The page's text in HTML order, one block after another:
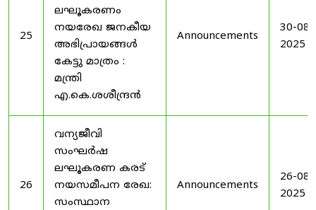
25
ലഘൂകരണം
നയരേഖ ജനകീയ
അഭിപ്രായങ്ങൾ
കേട്ടു മാത്രം :
മന്ത്രി
എ.കെ.ശശീന്ദ്രൻ
Announcements
30-08-
2025
26
വന്യജീവി
സംഘർഷ
ലഘൂകരണ കരട്
നയസമീപന രേഖ:
സംസ്ഥാന
Announcements
26-08-
2025